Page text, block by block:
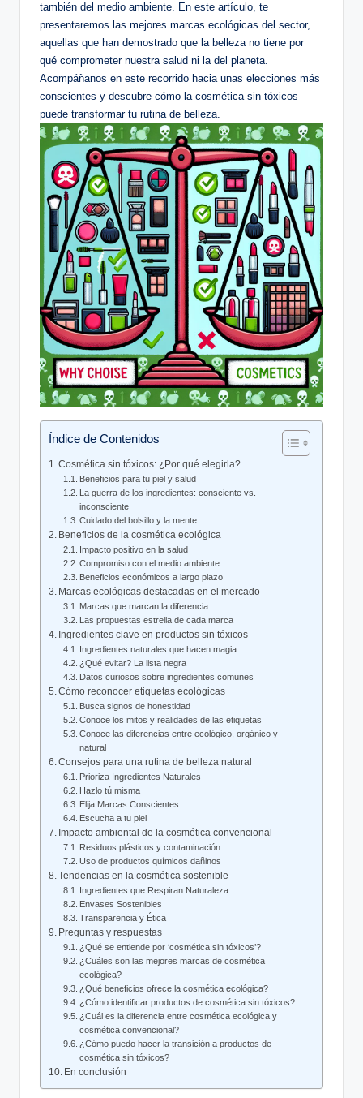
también del medio ambiente. En este artículo, te
presentaremos las mejores marcas ecológicas del sector,
aquellas que han demostrado que la belleza no tiene por
qué comprometer nuestra salud ni la del planeta.
Acompáñanos en este recorrido hacia unas elecciones más
conscientes y descubre cómo la cosmética sin tóxicos
puede transformar tu rutina de belleza.
Índice de Contenidos
Cosmética sin tóxicos: ¿Por qué elegirla?
Beneficios para tu piel y salud
La guerra de los ingredientes: consciente vs.
inconsciente
Cuidado del bolsillo y la mente
Beneficios de la cosmética ecológica
Impacto positivo en la salud
Compromiso con el medio ambiente
Beneficios económicos a largo plazo
Marcas ecológicas destacadas en el mercado
Marcas que marcan la diferencia
Las propuestas estrella de cada marca
Ingredientes clave en productos sin tóxicos
Ingredientes naturales que hacen magia
¿Qué evitar? La lista negra
Datos curiosos sobre ingredientes comunes
Cómo reconocer etiquetas ecológicas
Busca signos de honestidad
Conoce los mitos y realidades de las etiquetas
Conoce las diferencias entre ecológico, orgánico y
natural
Consejos para una rutina de belleza natural
Prioriza Ingredientes Naturales
Hazlo tú misma
Elija Marcas Conscientes
Escucha a tu piel
Impacto ambiental de la cosmética convencional
Residuos plásticos y contaminación
Uso de productos químicos dañinos
Tendencias en la cosmética sostenible
Ingredientes que Respiran Naturaleza
Envases Sostenibles
Transparencia y Ética
Preguntas y respuestas
¿Qué se entiende por ‘cosmética sin tóxicos’?
¿Cuáles son las mejores marcas de cosmética
ecológica?
¿Qué beneficios ofrece la cosmética ecológica?
¿Cómo identificar productos de cosmética sin tóxicos?
¿Cuál es la diferencia entre cosmética ecológica y
cosmética convencional?
¿Cómo puedo hacer la transición a productos de
cosmética sin tóxicos?
En conclusión